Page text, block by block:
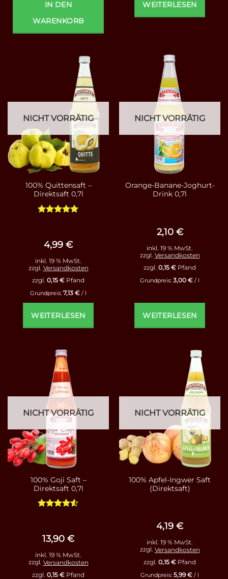
IN DEN
WARENKORB
WEITERLESEN
NICHT VORRÄTIG
100% Quittensaft –
Direktsaft 0,7l
4,99 €
inkl. 19 % MwSt.
zzgl. Versandkosten
zzgl. 0,15 € Pfand
Grundpreis: 7,13 € / l
WEITERLESEN
NICHT VORRÄTIG
Orange-Banane-Joghurt-
Drink 0,7l
2,10 €
inkl. 19 % MwSt.
zzgl. Versandkosten
zzgl. 0,15 € Pfand
Grundpreis: 3,00 € / l
WEITERLESEN
NICHT VORRÄTIG
100% Goji Saft –
Direktsaft 0,7l
13,90 €
inkl. 19 % MwSt.
zzgl. Versandkosten
zzgl. 0,15 € Pfand
NICHT VORRÄTIG
100% Apfel-Ingwer Saft
(Direktsaft)
4,19 €
inkl. 19 % MwSt.
zzgl. Versandkosten
zzgl. 0,15 € Pfand
Grundpreis: 5,99€ / l